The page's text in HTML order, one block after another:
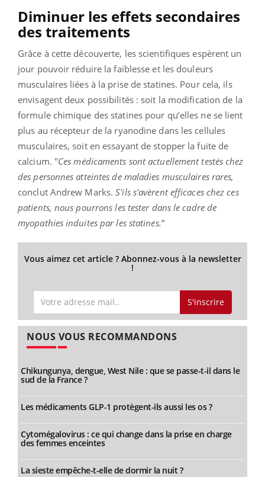
Diminuer les effets secondaires
des traitements
Grâce à cette découverte, les scientifiques espèrent un
jour pouvoir réduire la faiblesse et les douleurs
musculaires liées à la prise de statines. Pour cela, ils
envisagent deux possibilités : soit la modification de la
formule chimique des statines pour qu’elles ne se lient
plus au récepteur de la ryanodine dans les cellules
musculaires, soit en essayant de stopper la fuite de
calcium. "Ces médicaments sont actuellement testés chez
des personnes atteintes de maladies musculaires rares,
conclut Andrew Marks.S'ils s'avèrent efficaces chez ces
patients, nous pourrons les tester dans le cadre de
myopathies induites par les statines.”
Vous aimez cet article ? Abonnez-vous à la newsletter
!
S'inscrire
NOUS VOUS RECOMMANDONS
Chikungunya, dengue, West Nile : que se passe-t-il dans le
sud de la France ?
Les médicaments GLP-1 protègent-ils aussi les os ?
Cytomégalovirus : ce qui change dans la prise en charge
des femmes enceintes
La sieste empêche-t-elle de dormir la nuit ?